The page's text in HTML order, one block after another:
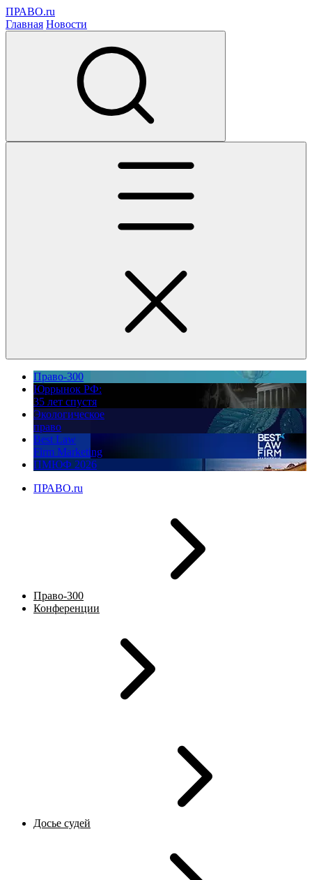
ПРАВО.ru
Главная Новости
Право-300
Юррынок РФ:
35 лет спустя
Экологическое
право
Best Law
Firm Marketing
ПМЮФ 2026
ПРАВО.ru
Право-300
Конференции
Досье судей